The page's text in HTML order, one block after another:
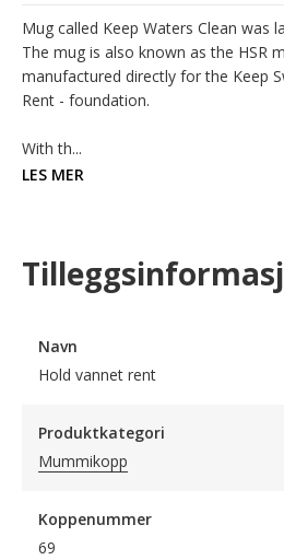
Mug called Keep Waters Clean was
The mug is also known as the HSR
manufactured directly for the Keep
Rent - foundation.
With th...
LES MER
Navn
Hold vannet rent
Produktkategori
Mummikopp
Koppenummer
69